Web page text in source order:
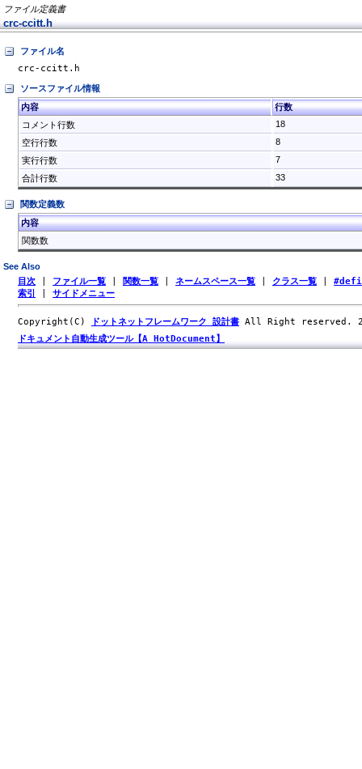
ファイル定義書
crc-ccitt.h
ファイル名
crc-ccitt.h
ソースファイル情報
内容
行数
コメント行数
18
空行行数
8
実行行数
7
合計行数
33
関数定義数
内容
関数数
See Also
目次 ファイル一覧 関数一覧 ネームスペース一覧 クラス一覧
索引
サイドメニュー
Copyright(C) ドットネットフレームワーク 設計書 All Right reserved.
ドキュメント自動生成ツール【A HotDocument】